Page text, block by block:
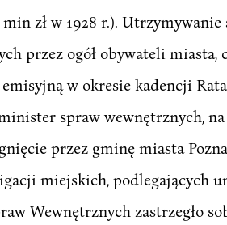
zł w 1928 r.).
przez ogół obywateli
w okresie kadencji
spraw wewnętrznych,
przez gminę miasta
miejskich, podlegających
Wewnętrznych zastrzegło